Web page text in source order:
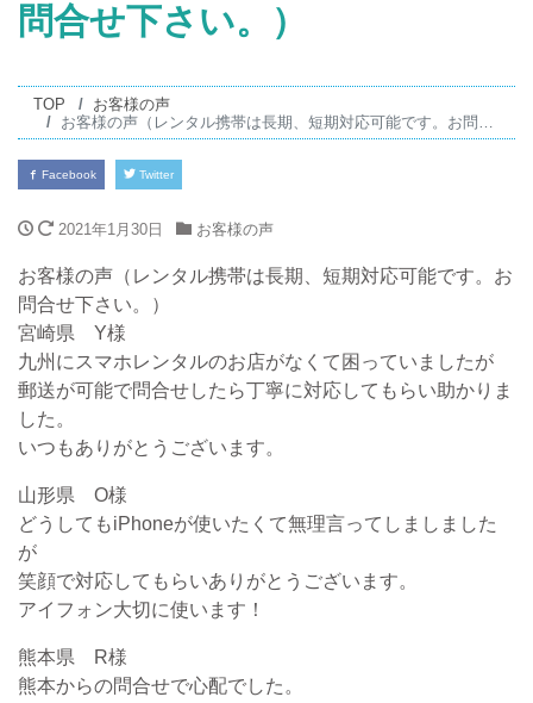
問合せ下さい。）
TOP
お客様の声
お客様の声（レンタル携帯は長期、短期対応可能です。お問合せ下さい。）
Facebook Twitter
2021年1月30日 お客様の声
お客様の声（レンタル携帯は長期、短期対応可能です。お
問合せ下さい。）
宮崎県 Y様
九州にスマホレンタルのお店がなくて困っていましたが
郵送が可能で問合せしたら丁寧に対応してもらい助かりま
した。
いつもありがとうございます。
山形県 O様
どうしてもiPhoneが使いたくて無理言ってしましました
が
笑顔で対応してもらいありがとうございます。
アイフォン大切に使います！
熊本県 R様
熊本からの問合せで心配でした。